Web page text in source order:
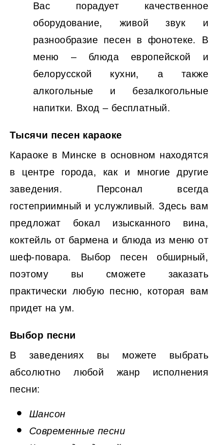
Вас порадует качественное
оборудование, живой звук и
разнообразие песен в фонотеке. В
меню – блюда европейской и
белорусской кухни, а также
алкогольные и безалкогольные
напитки. Вход – бесплатный.
Тысячи песен караоке
Караоке в Минске в основном находятся
в центре города, как и многие другие
заведения. Персонал всегда
гостеприимный и услужливый. Здесь вам
предложат бокал изысканного вина,
коктейль от бармена и блюда из меню от
шеф-повара. Выбор песен обширный,
поэтому вы сможете заказать
практически любую песню, которая вам
придет на ум.
Выбор песни
В заведениях вы можете выбрать
абсолютно любой жанр исполнения
песни:
Шансон
Современные песни